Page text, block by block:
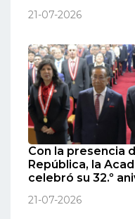
21-07-2026
Con la presencia
República, la
celebró su 32.º
21-07-2026